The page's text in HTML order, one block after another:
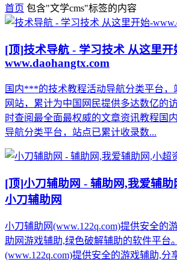
首页 包含"文学cms"标签的内容
[顶]技术导航 - 学习技术 从这里开
www.daohangtx.com
国内***的技术教程活动导航分类平台，
网站，累计为中国网民提供多达数亿的
时查阅最全面最权威的文章资讯教程国
导航分类平台，站点已累计收录数...
[顶]小刀辅助网 - 辅助网,我爱辅
小刀辅助网
小刀辅助网(www.122q.com)提供安全的
助网游戏辅助,绿色破解辅助的软件平台
(www.122q.com)提供安全的游戏辅助,分